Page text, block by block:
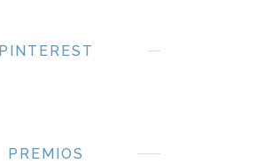
PINTEREST
PREMIOS